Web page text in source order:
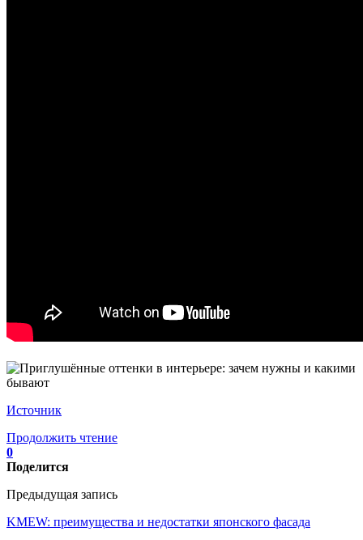
Источник
Продолжить чтение
0
Поделится
Предыдущая запись
KMEW: преимущества и недостатки японского фасада